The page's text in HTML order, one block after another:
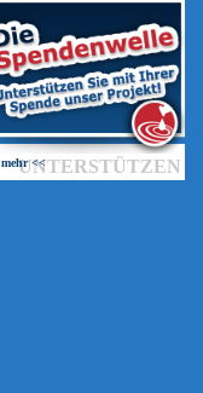
UNTERSTÜTZEN
mehr <<